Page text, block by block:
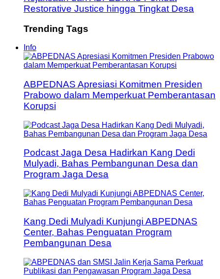
Restorative Justice hingga Tingkat Desa
Trending Tags
Info
ABPEDNAS Apresiasi Komitmen Presiden
Prabowo dalam Memperkuat Pemberantasan
Korupsi
Podcast Jaga Desa Hadirkan Kang Dedi
Mulyadi, Bahas Pembangunan Desa dan
Program Jaga Desa
Kang Dedi Mulyadi Kunjungi ABPEDNAS
Center, Bahas Penguatan Program
Pembangunan Desa